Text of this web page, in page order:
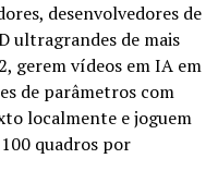
desenvolvedores de
ultragrandes de mais
gerem vídeos em IA em
de parâmetros com
localmente e joguem
quadros por